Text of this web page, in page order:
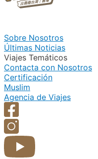
Sobre Nosotros
Últimas Noticias
Viajes Temáticos
Contacta con Nosotros
Certificación
Muslim
Agencia de Viajes